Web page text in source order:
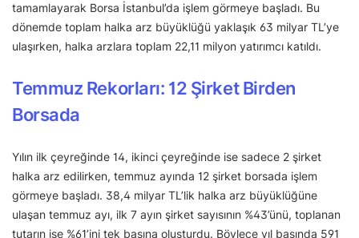
tamamlayarak Borsa İstanbul’da işlem görmeye başladı. Bu
dönemde toplam halka arz büyüklüğü yaklaşık 63 milyar TL’ye
ulaşırken, halka arzlara toplam 22,11 milyon yatırımcı katıldı.
Temmuz Rekorları: 12 Şirket Birden
Borsada
Yılın ilk çeyreğinde 14, ikinci çeyreğinde ise sadece 2 şirket
halka arz edilirken, temmuz ayında 12 şirket borsada işlem
görmeye başladı. 38,4 milyar TL’lik halka arz büyüklüğüne
ulaşan temmuz ayı, ilk 7 ayın şirket sayısının %43’ünü, toplanan
tutarın ise %61’ini tek başına oluşturdu. Böylece yıl başında 591